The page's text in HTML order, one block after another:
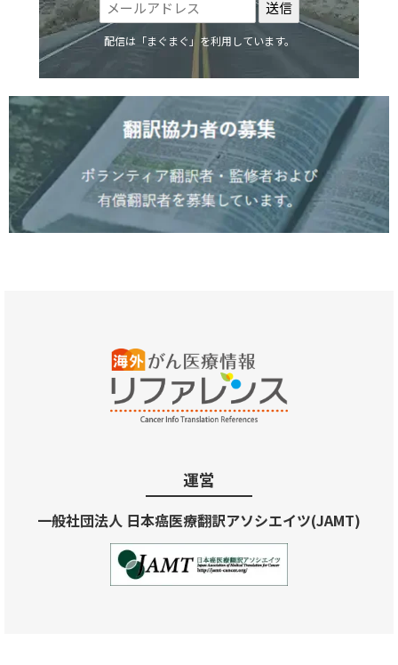
配信は「まぐまぐ」を利用しています。
運営
一般社団法人 日本癌医療翻訳アソシエイツ(JAMT)